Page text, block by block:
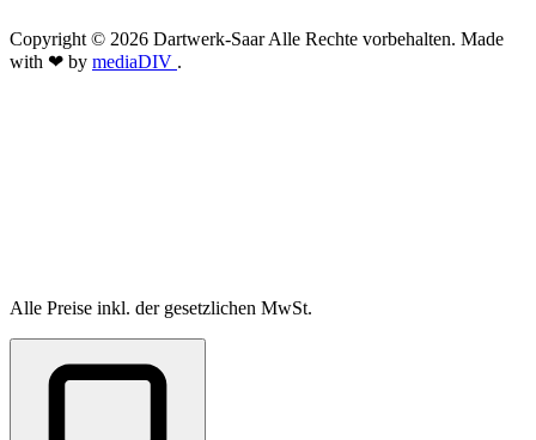
Copyright © 2026 Dartwerk-Saar Alle Rechte vorbehalten. Made
with ❤ by mediaDIV .
Alle Preise inkl. der gesetzlichen MwSt.